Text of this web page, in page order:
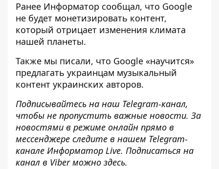
Ранее Информатор сообщал, что Google
не будет монетизировать контент,
который отрицает изменения климата
нашей планеты.
Также мы писали, что Google «научится»
предлагать украинцам музыкальный
контент украинских авторов.
Подписывайтесь на наш Telegram-канал,
чтобы не пропустить важные новости. За
новостями в режиме онлайн прямо в
мессенджере следите в нашем Telegram-
канале Информатор Live. Подписаться на
канал в Viber можно здесь.